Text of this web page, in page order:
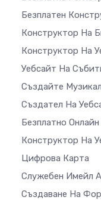
Безплатен
Конструктор На
Конструктор На
Уебсайт На
Създайте
Създател На
Безплатно
Конструктор На
Цифрова Карта
Служебен Имейл
Създаване На